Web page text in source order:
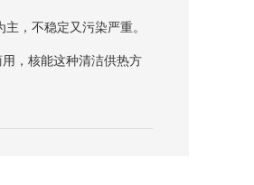
，不稳定又污染严重。
，核能这种清洁供热方